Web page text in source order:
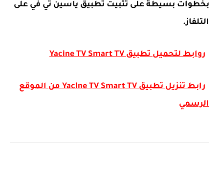
بخطوات بسيطة على تثبيت تطبيق ياسين تي في على
التلفاز.
روابط لتحميل تطبيق Yacine TV Smart TV
رابط تنزيل تطبيق Yacine TV Smart TV من الموقع
الرسمي